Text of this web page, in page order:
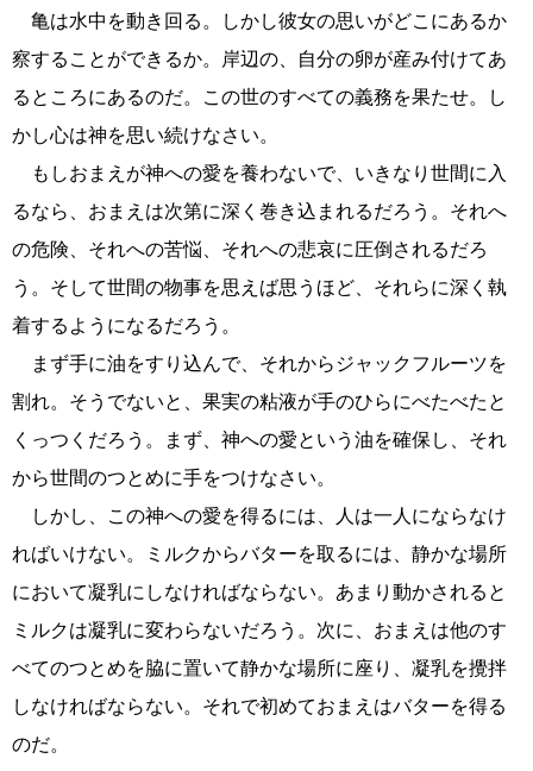
亀は水中を動き回る。しかし彼女の思いがどこにあるか
察することができるか。岸辺の、自分の卵が産み付けてあ
るところにあるのだ。この世のすべての義務を果たせ。し
かし心は神を思い続けなさい。
もしおまえが神への愛を養わないで、いきなり世間に入
るなら、おまえは次第に深く巻き込まれるだろう。それへ
の危険、それへの苦悩、それへの悲哀に圧倒されるだろ
う。そして世間の物事を思えば思うほど、それらに深く執
着するようになるだろう。
まず手に油をすり込んで、それからジャックフルーツを
割れ。そうでないと、果実の粘液が手のひらにべたべたと
くっつくだろう。まず、神への愛という油を確保し、それ
から世間のつとめに手をつけなさい。
しかし、この神への愛を得るには、人は一人にならなけ
ればいけない。ミルクからバターを取るには、静かな場所
において凝乳にしなければならない。あまり動かされると
ミルクは凝乳に変わらないだろう。次に、おまえは他のす
べてのつとめを脇に置いて静かな場所に座り、凝乳を攪拌
しなければならない。それで初めておまえはバターを得る
のだ。